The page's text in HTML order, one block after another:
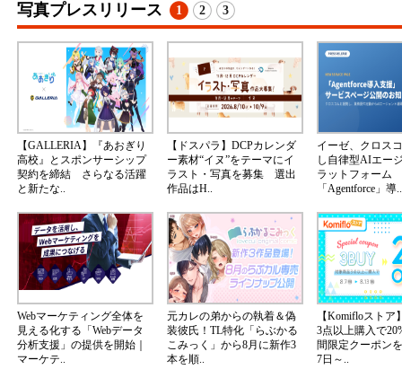
写真プレスリリース 1 2 3
【GALLERIA】『あおぎり
高校』とスポンサーシップ
契約を締結 さらなる活躍
と新たな..
【ドスパラ】DCPカレンダ
ー素材“イヌ”をテーマにイ
ラスト・写真を募集 選出
作品はH..
イーゼ、クロス
し自律型AIエー
ラットフォーム
「Agentforce」導..
Webマーケティング全体を
見える化する「Webデータ
分析支援」の提供を開始｜
マーケテ..
元カレの弟からの執着＆偽
装彼氏！TL特化「らぶかる
こみっく」から8月に新作3
本を順..
【Komifloストア
3点以上購入で
間限定クーポン
7日～..